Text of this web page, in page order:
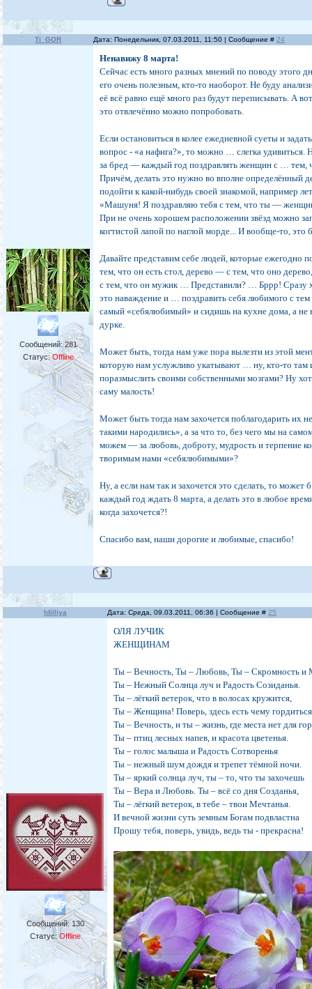
Ti_GOR Дата: Понедельник, 07.03.2011, 11:50 | Сообщение #24
Сообщений: 281
Статус:Offline
Ненавижу 8 марта!
Сейчас есть много разных мнений по поводу этого
его очень полезным, кто-то наоборот. Не буду
её всё равно ещё много раз будут переписывать. А
это отвлечённо можно попробовать.
Если остановиться в колее ежедневной суеты и
вопрос - «а нафига?», то можно … слегка удивиться.
за бред — каждый год поздравлять женщин с …
Причём, делать это нужно во вполне определённый
подойти к какой-нибудь своей знакомой, например
«Машуня! Я поздравляю тебя с тем, что ты —
При не очень хорошем расположении звёзд можно
когтистой лапой по наглой морде... И вообще-то, это
Давайте представим себе людей, которые ежегодно
тем, что он есть стол, дерево — с тем, что оно
с тем, что он мужик … Представили? … Бррр! Сразу
это наваждение и … поздравить себя любимого с
самый «себялюбимый» и сидишь на кухне дома, а не
дурке.
Может быть, тогда нам уже пора вылезти из этой
которую нам услужливо укатывают … ну, кто-то там
поразмыслить своими собственными мозгами? Ну
саму малость!
Может быть тогда нам захочется поблагодарить их
такими народились», а за что то, без чего мы на
можем — за любовь, доброту, мудрость и терпение
творимым нами «себялюбимыми»?
Ну, а если нам так и захочется это сделать, то может
каждый год ждать 8 марта, а делать это в любое
когда захочется?!
Спасибо вам, наши дорогие и любимые, спасибо!
Idilliya Дата: Среда, 09.03.2011, 06:36 | Сообщение #25
Сообщений: 130
Статус:Offline
ОЛЯ ЛУЧИК
ЖЕНЩИНАМ
Ты – Вечность, Ты – Любовь, Ты – Скромность и
Ты – Нежный Солнца луч и Радость Созиданья.
Ты – лёгкий ветерок, что в волосах кружится,
Ты – Женщина! Поверь, здесь есть чему
Ты – Вечность, и ты – жизнь, где места нет для
Ты – птиц лесных напев, и красота цветенья.
Ты – голос малыша и Радость Сотворенья
Ты – нежный шум дождя и трепет тёмной ночи.
Ты – яркий солнца луч, ты – то, что ты захочешь
Ты – Вера и Любовь. Ты – всё со дня Созданья,
Ты – лёгкий ветерок, в тебе – твои Мечтанья.
И вечной жизни суть земным Богам подвластна
Прошу тебя, поверь, увидь, ведь ты - прекрасна!